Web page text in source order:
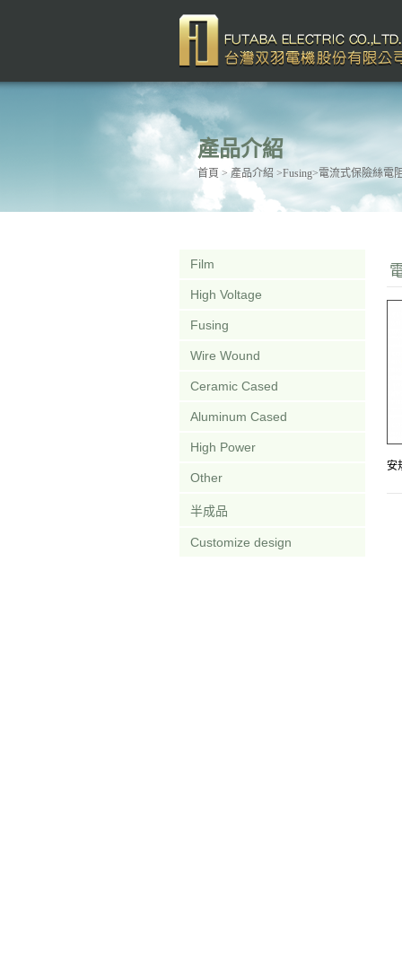
產品介紹
首頁 > 產品介紹 >Fusing>電流式保險絲電
Film
High Voltage
Fusing
Wire Wound
Ceramic Cased
Aluminum Cased
High Power
Other
半成品
Customize design
安